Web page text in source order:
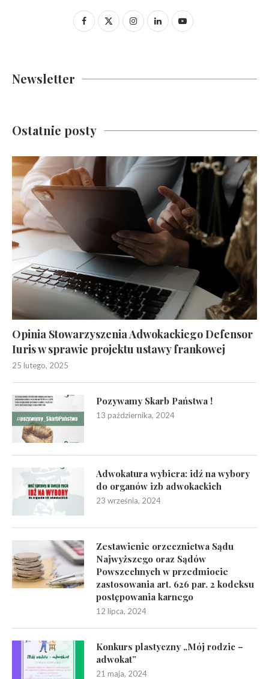
Newsletter
Ostatnie posty
Opinia Stowarzyszenia Adwokackiego Defensor
Iuris w sprawie projektu ustawy frankowej
25 lutego, 2025
Pozywamy Skarb Państwa !
13 października, 2024
Adwokatura wybiera: idź na wybory
do organów izb adwokackich
23 września, 2024
Zestawienie orzecznictwa Sądu
Najwyższego oraz Sądów
Powszechnych w przedmiocie
zastosowania art. 626 par. 2 kodeksu
postępowania karnego
12 lipca, 2024
Konkurs plastyczny „Mój rodzic –
adwokat”
21 maja, 2024